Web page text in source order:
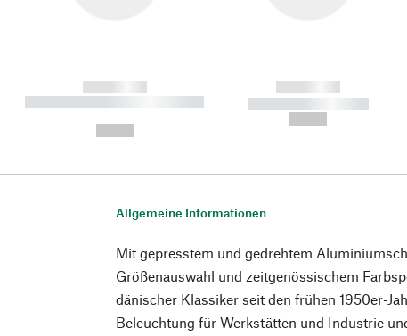
------------
----------- ----------- ----------
------------
----------- -----------
Allgemeine Informationen
Mit gepresstem und gedrehtem
Größenauswahl und zeitgenössischem
dänischer Klassiker seit den frühen 1950er-
Beleuchtung für Werkstätten und Industrie